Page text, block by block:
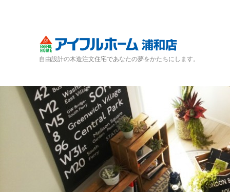
自由設計の木造注文住宅であなたの夢をかたちにします。